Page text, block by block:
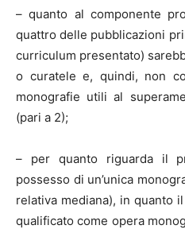
– quanto al componente
quattro delle pubblicazioni
curriculum presentato)
o curatele e, quindi, non
monografie utili al
(pari a 2);
– per quanto riguarda il
possesso di un’unica
relativa mediana), in quanto
qualificato come opera